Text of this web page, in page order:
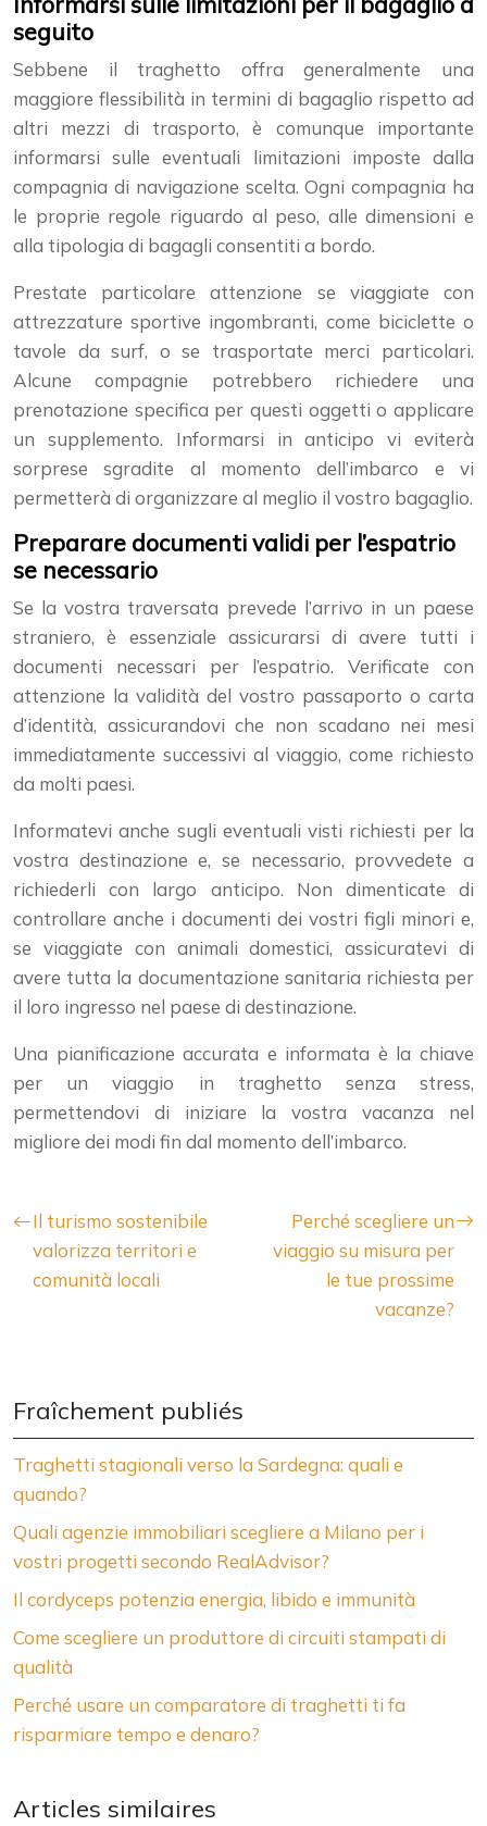
seguito
Sebbene il traghetto offra generalmente una
maggiore flessibilità in termini di bagaglio rispetto ad
altri mezzi di trasporto, è comunque importante
informarsi sulle eventuali limitazioni imposte dalla
compagnia di navigazione scelta. Ogni compagnia ha
le proprie regole riguardo al peso, alle dimensioni e
alla tipologia di bagagli consentiti a bordo.
Prestate particolare attenzione se viaggiate con
attrezzature sportive ingombranti, come biciclette o
tavole da surf, o se trasportate merci particolari.
Alcune compagnie potrebbero richiedere una
prenotazione specifica per questi oggetti o applicare
un supplemento. Informarsi in anticipo vi eviterà
sorprese sgradite al momento dell’imbarco e vi
permetterà di organizzare al meglio il vostro bagaglio.
Preparare documenti validi per l’espatrio
se necessario
Se la vostra traversata prevede l’arrivo in un paese
straniero, è essenziale assicurarsi di avere tutti i
documenti necessari per l’espatrio. Verificate con
attenzione la validità del vostro passaporto o carta
d’identità, assicurandovi che non scadano nei mesi
immediatamente successivi al viaggio, come richiesto
da molti paesi.
Informatevi anche sugli eventuali visti richiesti per la
vostra destinazione e, se necessario, provvedete a
richiederli con largo anticipo. Non dimenticate di
controllare anche i documenti dei vostri figli minori e,
se viaggiate con animali domestici, assicuratevi di
avere tutta la documentazione sanitaria richiesta per
il loro ingresso nel paese di destinazione.
Una pianificazione accurata e informata è la chiave
per un viaggio in traghetto senza stress,
permettendovi di iniziare la vostra vacanza nel
migliore dei modi fin dal momento dell’imbarco.
Il turismo sostenibile
valorizza territori e
comunità locali
Perché scegliere un
viaggio su misura per
le tue prossime
vacanze?
Fraîchement publiés
Traghetti stagionali verso la Sardegna: quali e
quando?
Quali agenzie immobiliari scegliere a Milano per i
vostri progetti secondo RealAdvisor?
Il cordyceps potenzia energia, libido e immunità
Come scegliere un produttore di circuiti stampati di
qualità
Perché usare un comparatore di traghetti ti fa
risparmiare tempo e denaro?
Articles similaires